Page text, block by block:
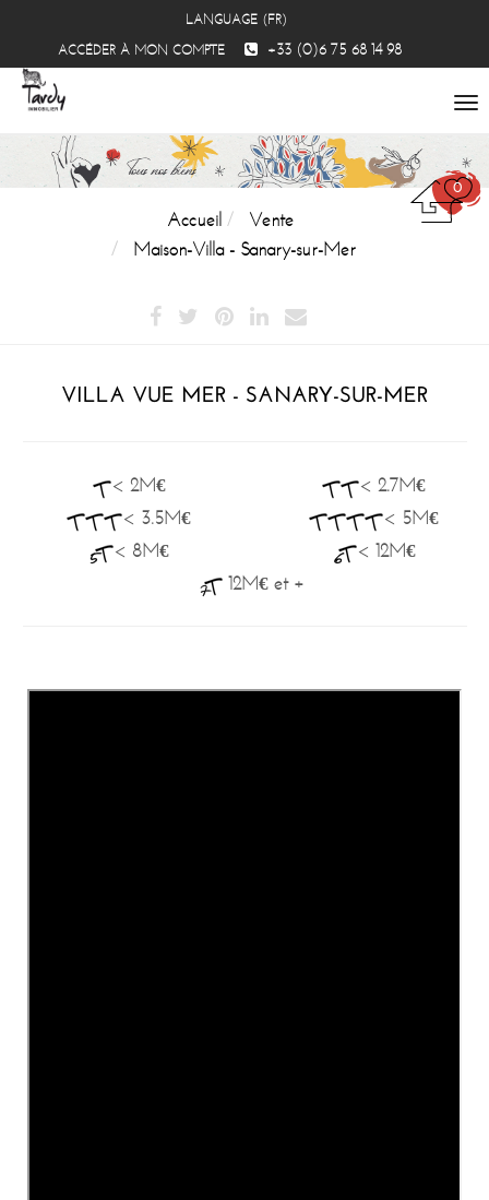
0
LANGUAGE (FR)
ACCÉDER À MON COMPTE
+33 (0)6 75 68 14 98
Accueil
Vente
Maison-Villa - Sanary-sur-Mer
VILLA VUE MER - SANARY-SUR-MER
< 2M€
< 2.7M€
< 3.5M€
< 5M€
< 8M€
< 12M€
12M€ et +